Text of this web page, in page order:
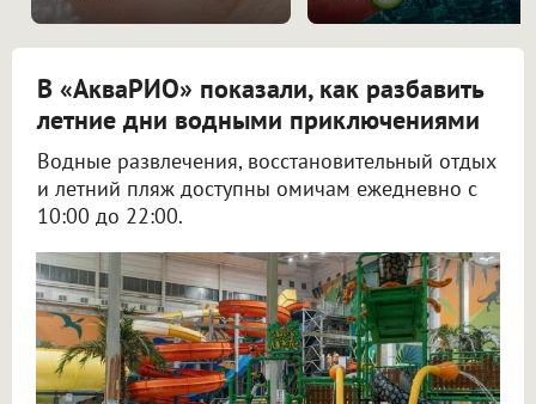
В «АкваРИО» показали, как разбавить
летние дни водными приключениями
Водные развлечения, восстановительный отдых
и летний пляж доступны омичам ежедневно с
10:00 до 22:00.